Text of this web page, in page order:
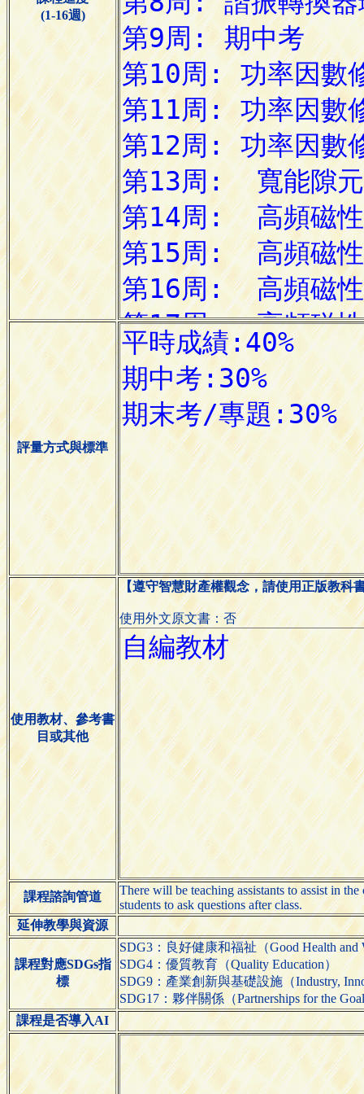
(1-16週)
評量方式與標準
使用教材、參考書
目或其他
【遵守智慧財產權觀念，請使用正版教科
使用外文原文書：否
課程諮詢管道
There will be teaching assistants to assist in
students to ask questions after class.
延伸教學與資源
課程對應SDGs指
標
SDG3：良好健康和福祉（Good Health and
SDG4：優質教育（Quality Education）
SDG9：產業創新與基礎設施（Industry,
SDG17：夥伴關係（Partnerships for the
課程是否導入AI